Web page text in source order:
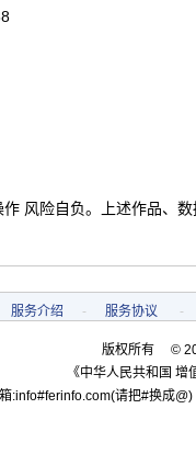
风险自负。上述作品、
服务介绍 - 服务协议 -
版权所有 ©
《中华人民共和国
:info#ferinfo.com(请把#换成